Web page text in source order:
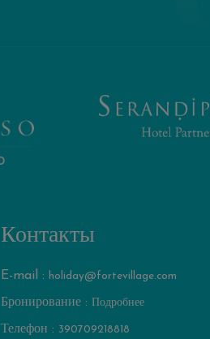
Контакты
E-mail : holiday@fortevillage.com
Бронирование : Подробнее
Телефон : 390709218818